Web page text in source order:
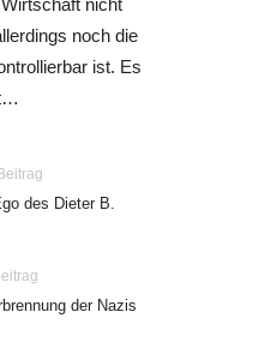
nicht
noch die
ist. Es
des Dieter B.
der Nazis